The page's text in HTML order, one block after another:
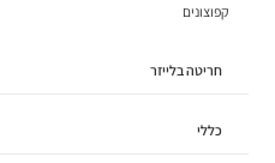
קפוצונים
חריטה בלייזר
כללי